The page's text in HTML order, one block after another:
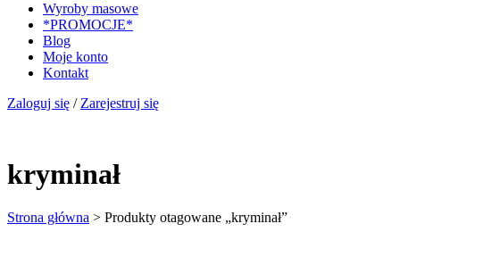
Wyroby masowe
*PROMOCJE*
Blog
Moje konto
Kontakt
Zaloguj się / Zarejestruj się
kryminał
Strona główna > Produkty otagowane „kryminał”